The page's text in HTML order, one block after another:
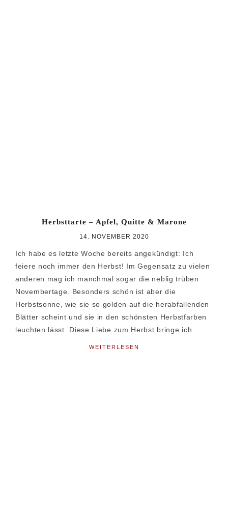
Herbsttarte – Apfel, Quitte & Marone
14. NOVEMBER 2020
Ich habe es letzte Woche bereits angekündigt: Ich
feiere noch immer den Herbst! Im Gegensatz zu vielen
anderen mag ich manchmal sogar die neblig trüben
Novembertage. Besonders schön ist aber die
Herbstsonne, wie sie so golden auf die herabfallenden
Blätter scheint und sie in den schönsten Herbstfarben
leuchten lässt. Diese Liebe zum Herbst bringe ich
WEITERLESEN